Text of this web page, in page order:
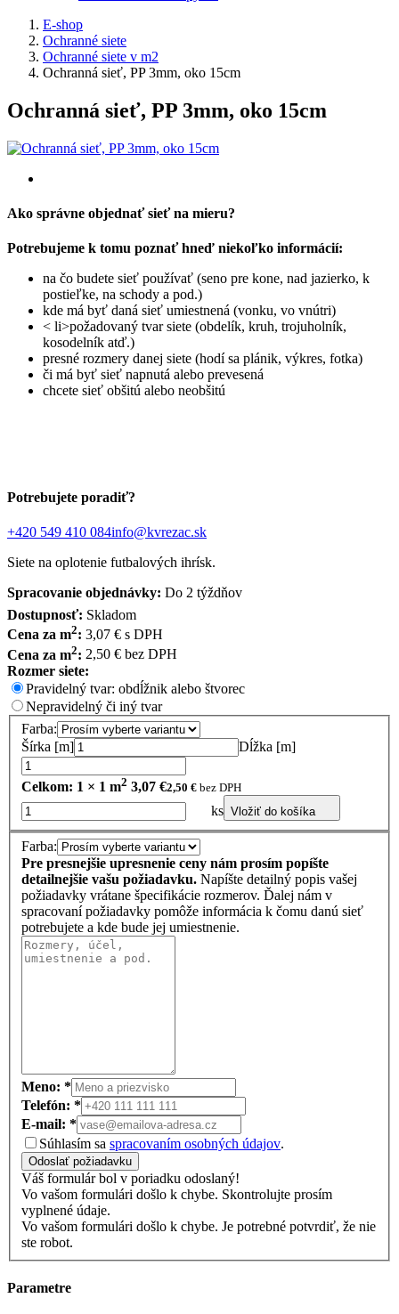
E-shop
Ochranné siete
Ochranné siete v m2
Ochranná sieť, PP 3mm, oko 15cm
Ochranná sieť, PP 3mm, oko 15cm
Ako správne objednať sieť na mieru?
Potrebujeme k tomu poznať hneď niekoľko informácií:
na čo budete sieť používať (seno pre kone, nad jazierko, k
postieľke, na schody a pod.)
kde má byť daná sieť umiestnená (vonku, vo vnútri)
< li>požadovaný tvar siete (obdelík, kruh, trojuholník,
kosodelník atď.)
presné rozmery danej siete (hodí sa plánik, výkres, fotka)
či má byť sieť napnutá alebo prevesená
chcete sieť obšitú alebo neobšitú
Potrebujete poradiť?
+420 549 410 084info@kvrezac.sk
Siete na oplotenie futbalových ihrísk.
Spracovanie objednávky: Do 2 týždňov
Dostupnosť: Skladom
Cena za m2: 3,07 € s DPH
Cena za m2: 2,50 € bez DPH
Rozmer siete:
Pravidelný tvar: obdĺžnik alebo štvorec
Nepravidelný či iný tvar
Farba:
Šírka [m]
Dĺžka [m]
Celkom: 1 × 1 m2 3,07 €2,50 € bez DPH
ks Vložiť do košíka
Farba:
Pre presnejšie upresnenie ceny nám prosím popíšte
detailnejšie vašu požiadavku. Napíšte detailný popis vašej
požiadavky vrátane špecifikácie rozmerov. Ďalej nám v
spracovaní požiadavky pomôže informácia k čomu danú sieť
potrebujete a kde bude jej umiestnenie.
Meno: *
Telefón: *
E-mail: *
Súhlasím sa spracovaním osobných údajov.
Odoslať požiadavku
Váš formulár bol v poriadku odoslaný!
Vo vašom formulári došlo k chybe. Skontrolujte prosím
vyplnené údaje.
Vo vašom formulári došlo k chybe. Je potrebné potvrdiť, že nie
ste robot.
Parametre